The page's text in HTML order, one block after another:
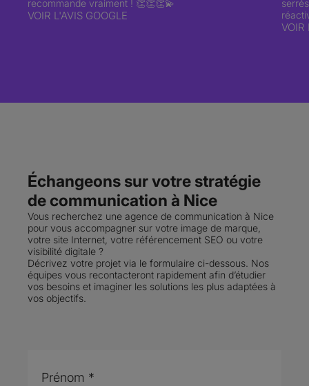
recommande vraiment ! 👏👏👏💫
VOIR L'AVIS GOOGLE
VOIR
Échangeons sur votre stratégie
de communication à Nice
Vous recherchez une agence de communication à Nice
pour vous accompagner sur votre image de marque,
votre site Internet, votre référencement SEO ou votre
visibilité digitale ?
Décrivez votre projet via le formulaire ci-dessous. Nos
équipes vous recontacteront rapidement afin d’étudier
vos besoins et imaginer les solutions les plus adaptées à
vos objectifs.
Prénom *